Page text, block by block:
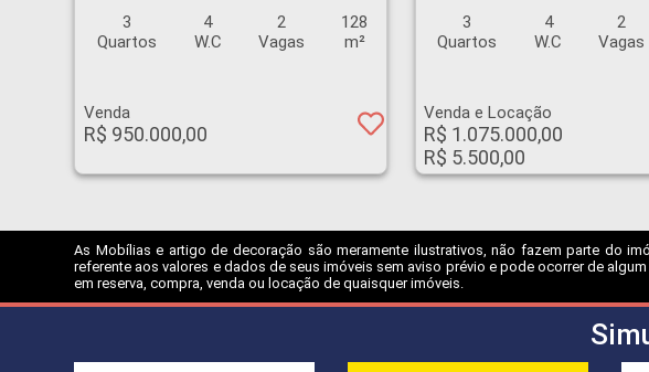
3
Quartos
4
W.C
2
Vagas
128
m²
Venda
R$ 950.000,00
3
Quartos
4
W.C
2
Vagas
Venda e Locação
R$ 1.075.000,00
R$ 5.500,00
As Mobílias e artigo de decoração são meramente ilustrativos, não fazem parte do
referente aos valores e dados de seus imóveis sem aviso prévio e pode ocorrer de
em reserva, compra, venda ou locação de quaisquer imóveis.